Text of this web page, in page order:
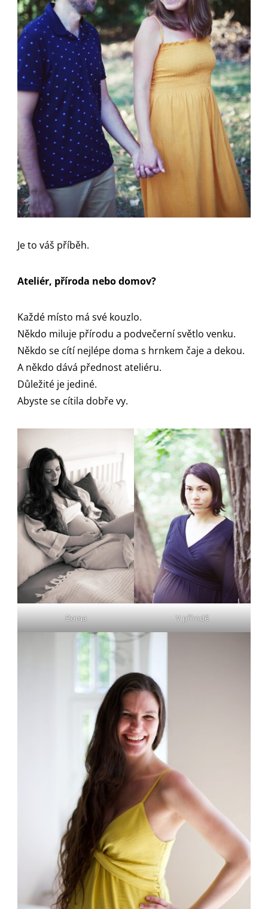
Je to váš příběh.
Ateliér, příroda nebo domov?
Každé místo má své kouzlo.
Někdo miluje přírodu a podvečerní světlo venku.
Někdo se cítí nejlépe doma s hrnkem čaje a dekou.
A někdo dává přednost ateliéru.
Důležité je jediné.
Abyste se cítila dobře vy.
Doma V přírodě